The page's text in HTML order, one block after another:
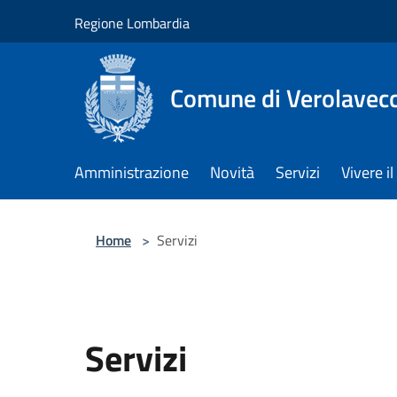
Regione Lombardia
Comune di
Amministrazione Novità Servizi Vivere
Home > Servizi
Servizi